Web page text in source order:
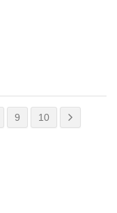
9 10